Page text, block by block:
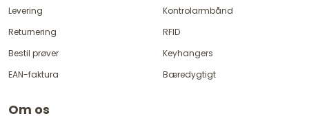
Levering
Returnering
Bestil prøver
EAN-faktura
Kontrolarmbånd
RFID
Keyhangers
Bæredygtigt
Om os